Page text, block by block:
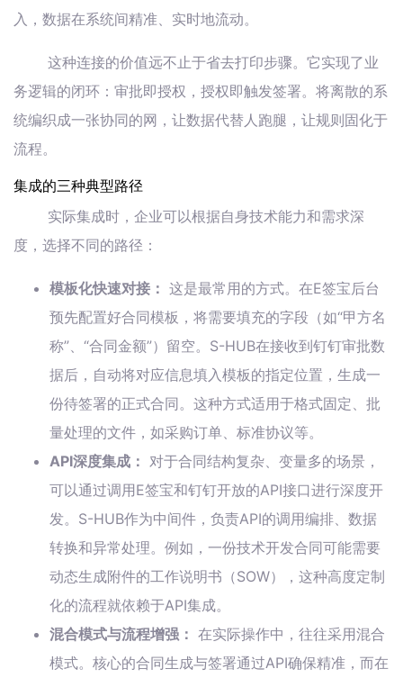
入，数据在系统间精准、实时地流动。
这种连接的价值远不止于省去打印步骤。它实现了业
务逻辑的闭环：审批即授权，授权即触发签署。将离散的系
统编织成一张协同的网，让数据代替人跑腿，让规则固化于
流程。
集成的三种典型路径
实际集成时，企业可以根据自身技术能力和需求深
度，选择不同的路径：
模板化快速对接： 这是最常用的方式。在E签宝后台
预先配置好合同模板，将需要填充的字段（如“甲方名
称”、“合同金额”）留空。S-HUB在接收到钉钉审批数
据后，自动将对应信息填入模板的指定位置，生成一
份待签署的正式合同。这种方式适用于格式固定、批
量处理的文件，如采购订单、标准协议等。
API深度集成： 对于合同结构复杂、变量多的场景，
可以通过调用E签宝和钉钉开放的API接口进行深度开
发。S-HUB作为中间件，负责API的调用编排、数据
转换和异常处理。例如，一份技术开发合同可能需要
动态生成附件的工作说明书（SOW），这种高度定制
化的流程就依赖于API集成。
混合模式与流程增强： 在实际操作中，往往采用混合
模式。核心的合同生成与签署通过API确保精准，而在